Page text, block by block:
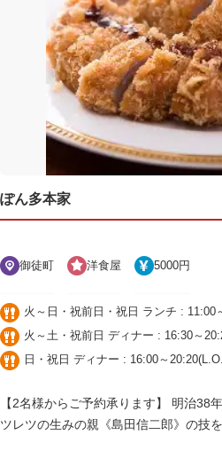
ぽん多本家
御徒町 洋食屋 5000円
火～日・祝前日・祝日 ランチ : 11:00
火～土・祝前日 ディナー : 16:30～
日・祝日 ディナー : 16:00～
【2名様からご予約承ります】 明治38
ツレツの生みの親《島田信二郎》の技